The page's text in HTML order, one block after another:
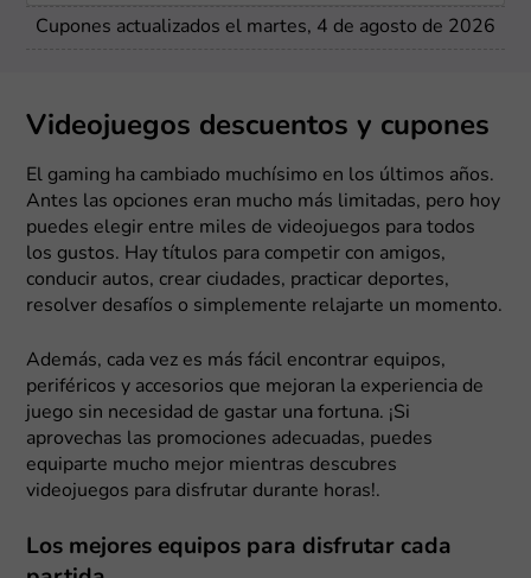
Cupones actualizados el martes, 4 de agosto de 2026
Videojuegos descuentos y cupones
El gaming ha cambiado muchísimo en los últimos años.
Antes las opciones eran mucho más limitadas, pero hoy
puedes elegir entre miles de videojuegos para todos
los gustos. Hay títulos para competir con amigos,
conducir autos, crear ciudades, practicar deportes,
resolver desafíos o simplemente relajarte un momento.
Además, cada vez es más fácil encontrar equipos,
periféricos y accesorios que mejoran la experiencia de
juego sin necesidad de gastar una fortuna. ¡Si
aprovechas las promociones adecuadas, puedes
equiparte mucho mejor mientras descubres
videojuegos para disfrutar durante horas!.
Los mejores equipos para disfrutar cada